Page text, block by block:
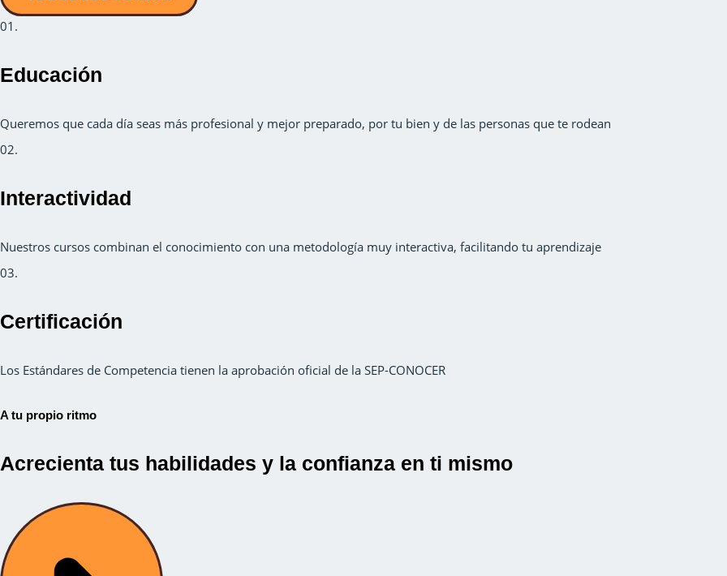
01.
Educación
Queremos que cada día seas más profesional y mejor preparado, por tu bien y de las personas que te rodean
02.
Interactividad
Nuestros cursos combinan el conocimiento con una metodología muy interactiva, facilitando tu aprendizaje
03.
Certificación
Los Estándares de Competencia tienen la aprobación oficial de la SEP-CONOCER
A tu propio ritmo
Acrecienta tus habilidades y la confianza en ti mismo